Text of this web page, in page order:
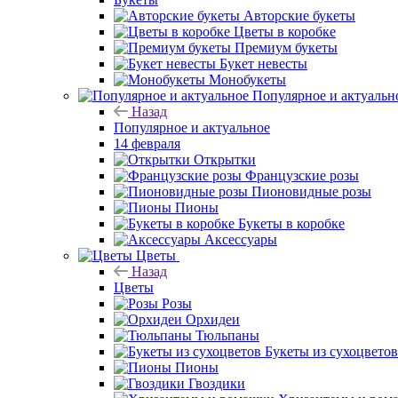
Авторские букеты
Цветы в коробке
Премиум букеты
Букет невесты
Монобукеты
Популярное и
Назад
Популярное и актуальное
14 февраля
Открытки
Французские розы
Пионовидные розы
Пионы
Букеты в коробке
Аксессуары
Цветы
Назад
Цветы
Розы
Орхидеи
Тюльпаны
Букеты из сухоцветов
Пионы
Гвоздики